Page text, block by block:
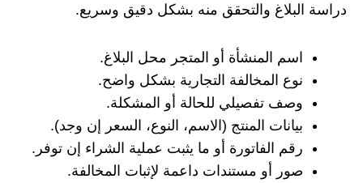
دراسة البلاغ والتحقق منه بشكل دقيق وسريع.
اسم المنشأة أو المتجر محل البلاغ.
نوع المخالفة التجارية بشكل واضح.
وصف تفصيلي للحالة أو المشكلة.
بيانات المنتج (الاسم، النوع، السعر إن وجد).
رقم الفاتورة أو ما يثبت عملية الشراء إن توفر.
صور أو مستندات داعمة لإثبات المخالفة.